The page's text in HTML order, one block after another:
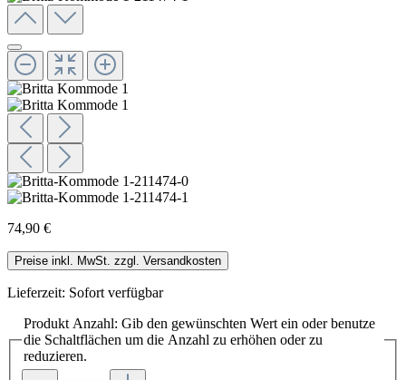
74,90 €
Preise inkl. MwSt. zzgl. Versandkosten
Lieferzeit: Sofort verfügbar
Produkt Anzahl: Gib den gewünschten Wert ein oder benutze
die Schaltflächen um die Anzahl zu erhöhen oder zu
reduzieren.